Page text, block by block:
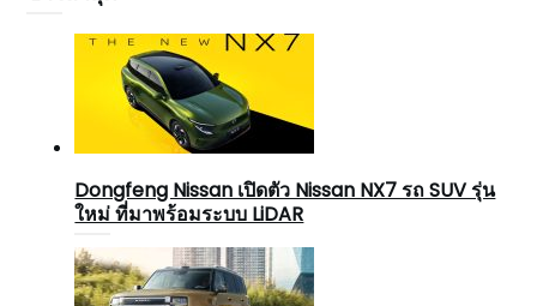
Dongfeng Nissan เปิดตัว Nissan NX7 รถ SUV รุ่น
ใหม่ ที่มาพร้อมระบบ LiDAR